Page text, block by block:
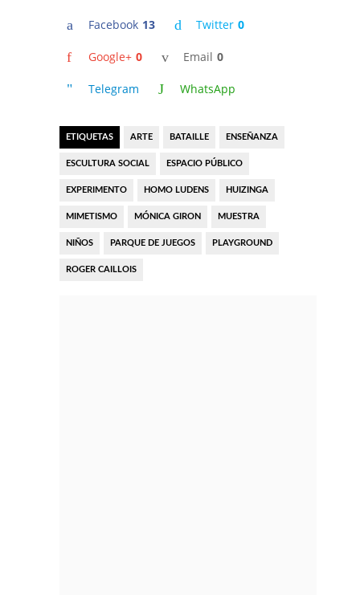
Facebook 13 Twitter 0
Google+ 0 Email 0
Telegram WhatsApp
ETIQUETAS ARTE BATAILLE ENSEÑANZA
ESCULTURA SOCIAL ESPACIO PÚBLICO
EXPERIMENTO HOMO LUDENS HUIZINGA
MIMETISMO MÓNICA GIRON MUESTRA
NIÑOS PARQUE DE JUEGOS PLAYGROUND
ROGER CAILLOIS